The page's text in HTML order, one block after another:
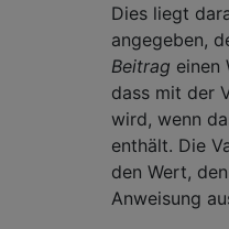
Dies liegt
angegeben,
Beitrag einen
dass mit der
wird, wenn
enthält. Die
den Wert,
Anweisung